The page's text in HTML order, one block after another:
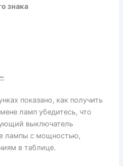
знака
показано, как получить
ламп убедитесь, что
выключатель
лампы с мощностью,
в таблице.